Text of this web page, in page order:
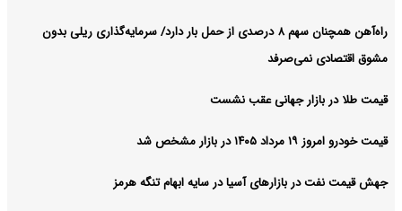
راه‌آهن همچنان سهم ۸ درصدی از حمل بار دارد/ سرمایه‌گذاری ریلی بدون
مشوق اقتصادی نمی‌صرفد
قیمت طلا در بازار جهانی عقب نشست
قیمت خودرو امروز ۱۹ مرداد ۱۴۰۵ در بازار مشخص شد
جهش قیمت نفت در بازارهای آسیا در سایه ابهام تنگه هرمز